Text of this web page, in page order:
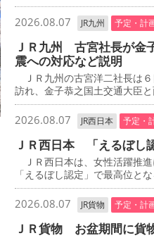
2026.08.07 JR九州 予定・計
ＪＲ九州 古宮社長が金
震への対応など説明
ＪＲ九州の古宮洋二社長は
訪れ、金子恭之国土交通大臣と
2026.08.07 JR西日本 予定・
ＪＲ西日本 「えるぼし
ＪＲ西日本は、女性活躍推
「えるぼし認定」で最高位と
2026.08.07 JR貨物 予定・計
ＪＲ貨物 お盆期間に貨